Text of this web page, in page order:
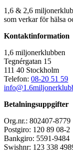
1,6 & 2,6
som verkar för hälsa
Kontaktinformation
1,6 miljonerklubben
Tegnérgatan 15
111 40 Stockholm
Telefon: 08-20 51 59
Betalningsuppgifter
Org.nr.: 802407-8779
Postgiro: 120 89 08-2
Bankgiro: 5591-9484
Swishnr: 123 338